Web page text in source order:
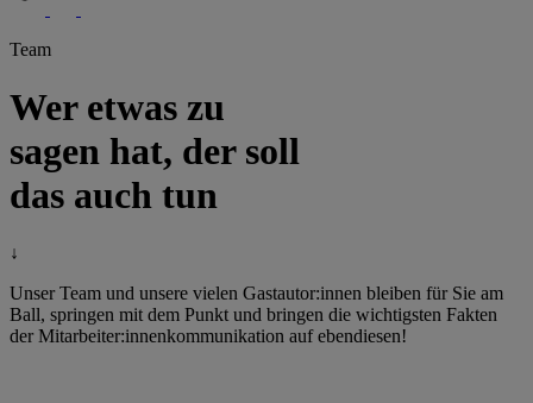
Team
Wer etwas zu
sagen hat, der soll
das auch tun
↓
Unser Team und unsere vielen Gastautor:innen bleiben für Sie am
Ball, springen mit dem Punkt und bringen die wichtigsten Fakten
der Mitarbeiter:innenkommunikation auf ebendiesen!